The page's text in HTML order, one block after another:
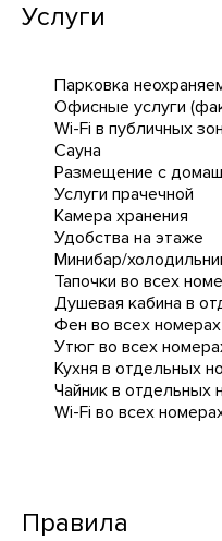
Услуги
Парковка
Офисные услуги
Wi-Fi в публичных
Сауна
Размещение с
Услуги прачечной
Камера хранения
Удобства на этаже
Минибар/
Тапочки во всех
Душевая кабина в
Фен во всех номерах
Утюг во всех
Кухня в отдельных
Чайник в отдельных
Wi-Fi во всех
Правила